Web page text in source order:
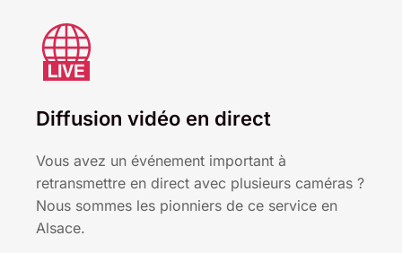
Diffusion vidéo en direct
Vous avez un événement important à
retransmettre en direct avec plusieurs caméras ?
Nous sommes les pionniers de ce service en
Alsace.